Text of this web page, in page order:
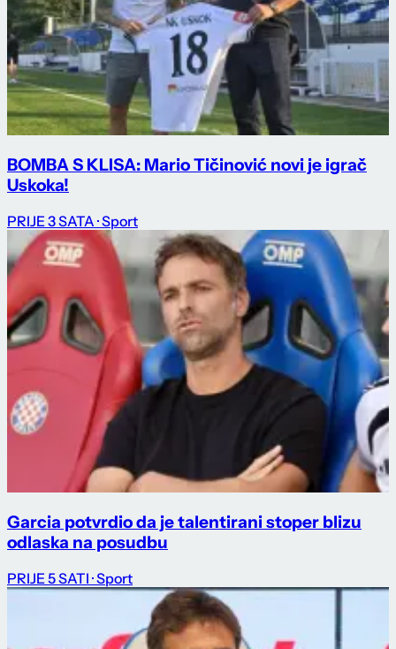
BOMBA S KLISA: Mario Tičinović novi je igrač
Uskoka!
PRIJE 3 SATA · Sport
Garcia potvrdio da je talentirani stoper blizu
odlaska na posudbu
PRIJE 5 SATI · Sport